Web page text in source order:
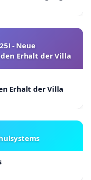
- Neue
Erhalt der Villa
Erhalt der Villa